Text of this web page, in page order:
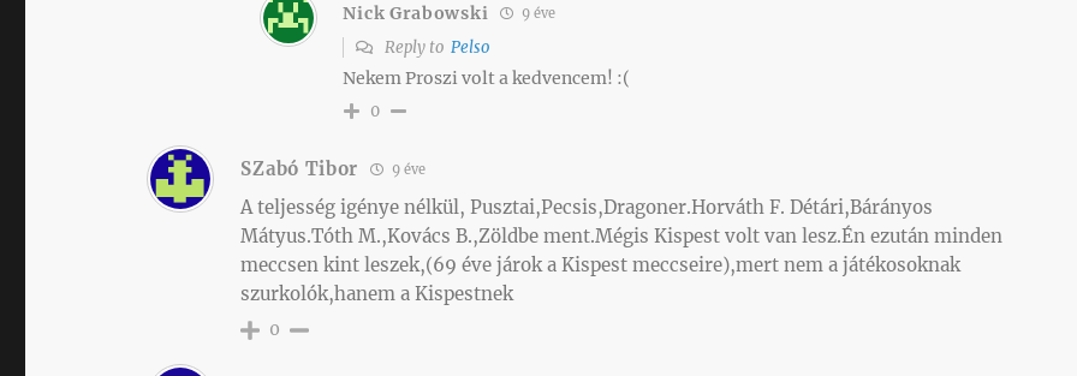
Nick Grabowski 9 éve
Reply toPelso
Nekem Proszi volt a kedvencem! :(
0
SZabó Tibor 9 éve
A teljesség igénye nélkül, Pusztai,Pecsis,Dragoner.Horváth F. Détári,Bárányos
Mátyus.Tóth M.,Kovács B.,Zöldbe ment.Mégis Kispest volt van lesz.Én ezután minden
meccsen kint leszek,(69 éve járok a Kispest meccseire),mert nem a játékosoknak
szurkolók,hanem a Kispestnek
0